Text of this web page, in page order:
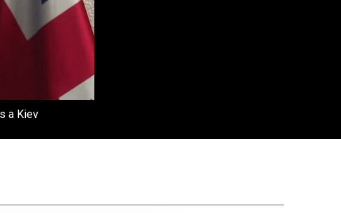
a Kiev